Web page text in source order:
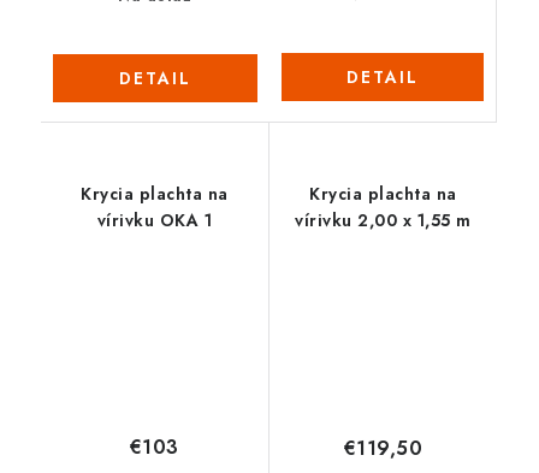
DETAIL DETAIL
Krycia plachta na
vírivku OKA 1
€103
Krycia plachta na
vírivku 2,00 x 1,55 m
€119,50